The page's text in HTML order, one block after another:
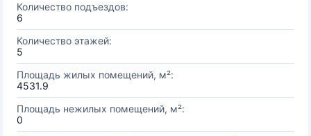
Количество подъездов:
6
Количество этажей:
5
Площадь жилых помещений, м²:
4531.9
Площадь нежилых помещений, м²:
0